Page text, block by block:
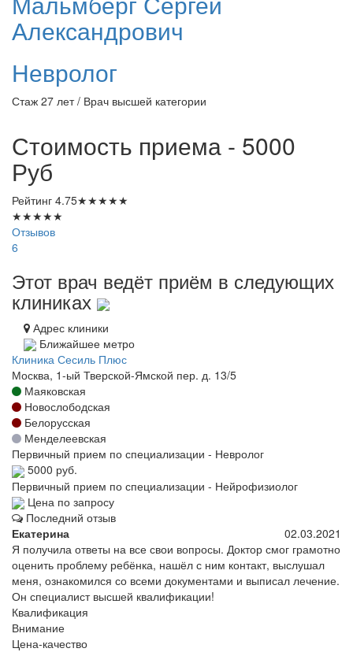
Александрович
Невролог
Стаж 27 лет / Врач высшей категории
Стоимость приема - 5000
Руб
Рейтинг 4.75★★★★★
★★★★★
Отзывов
6
Этот врач ведёт приём в следующих
клиниках
Адрес клиники
Ближайшее метро
Клиника Сесиль Плюс
Москва, 1-ый Тверской-Ямской пер. д. 13/5
Маяковская
Новослободская
Белорусская
Менделеевская
Первичный прием по специализации - Невролог
5000 руб.
Первичный прием по специализации - Нейрофизиолог
Цена по запросу
Последний отзыв
Екатерина
02.03.2021
Я получила ответы на все свои вопросы. Доктор смог грамотно
оценить проблему ребёнка, нашёл с ним контакт, выслушал
меня, ознакомился со всеми документами и выписал лечение.
Он специалист высшей квалификации!
Квалификация
Внимание
Цена-качество